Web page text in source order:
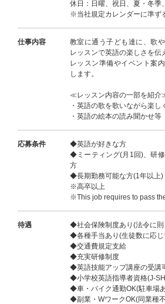
休日：日曜、祝日、夏・冬季
※当社規定カレンダーに準ず
仕事内容
教室に通う子ども達に、歌
レッスンで英語の楽しさを伝
レッスン準備やイベント案
します。
≪レッスン内容の一部を紹介
・英語の歌を歌いながら楽し
・英語の絵本の読み聞かせ等
応募条件
◆英語が好きな方
◆ミーティング(月1回)、研
方
◆長期勤務可能な方(1年以上)
※高卒以上
※This job requires to pass
待遇
◆社会保険制度あり(法令に則
◆各種手当あり(生徒数に応じ
◆交通費規定支給
◆充実研修制度
◆英語技能アップ講座の受講
◆小学校英語指導者資格(J-
◆車・バイク通勤OK(駐車場
◆副業・WワークOK(同業種